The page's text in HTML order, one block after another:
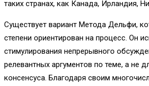
таких странах, как Канада, Ирландия,
Существует вариант Метода Дельфи,
степени ориентирован на процесс. Он
стимулирования непрерывного
релевантных аргументов по теме, а не
консенсуса. Благодаря своим